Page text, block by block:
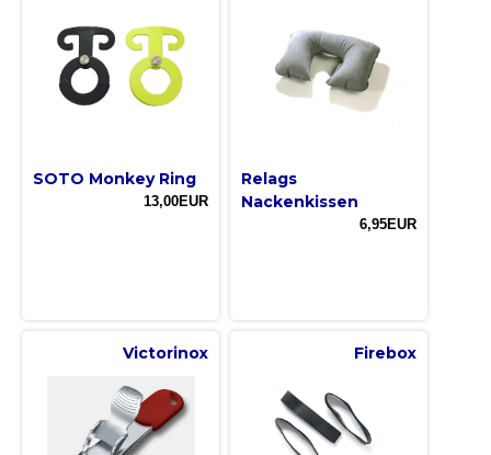
SOTO Monkey Ring
13,00EUR
Relags
Nackenkissen
6,95EUR
Victorinox Firebox